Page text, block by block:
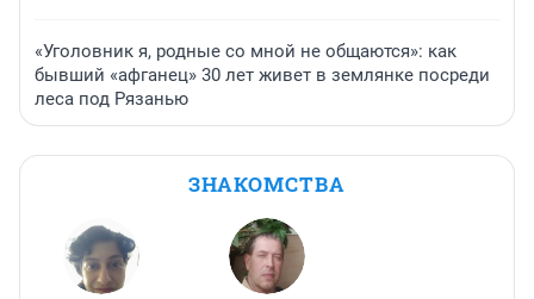
«Уголовник я, родные со мной не общаются»: как
бывший «афганец» 30 лет живет в землянке посреди
леса под Рязанью
ЗНАКОМСТВА